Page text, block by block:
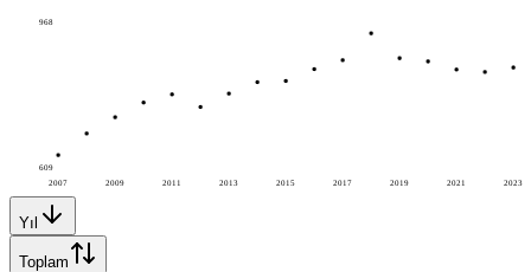
2007 2009 2011 2013 2015 2017 2019 2021 2023
968
609
Yıl
Toplam